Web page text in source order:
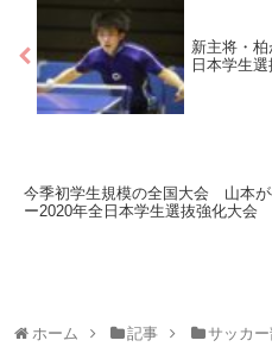
新主将・
日本学生
今季初学生規模の全国大会 山本が
ー2020年全日本学生選抜強化大会
ホーム 記事 サッカー